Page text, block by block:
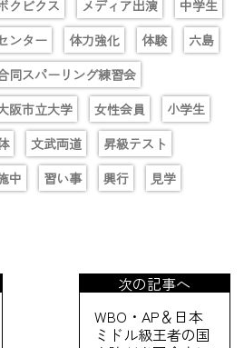
クビクス メディア出演
中学生
ンター 体力強化 体験
六島
同スパーリング練習会
阪市立大学 女性会員
小学生
文武両道
昇級テスト
中 習い事 興行
見学
次の記事へ
WBO・AP＆日本
ミドル級王者の国